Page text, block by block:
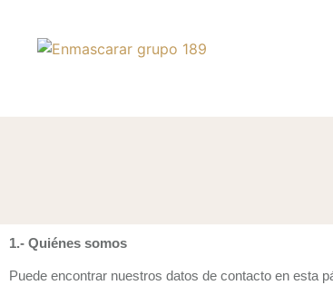
1.- Quiénes somos
Puede encontrar nuestros datos de contacto en esta